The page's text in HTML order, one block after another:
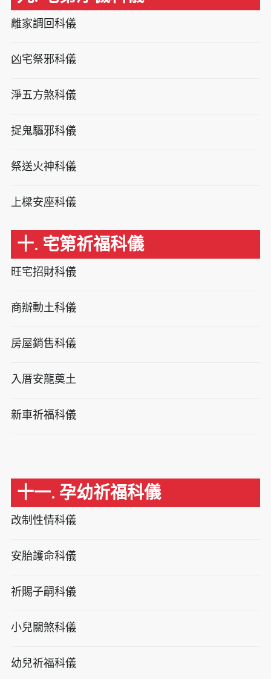
離家調回科儀
凶宅祭邪科儀
淨五方煞科儀
捉鬼驅邪科儀
祭送火神科儀
上樑安座科儀
十. 宅第祈福科儀
旺宅招財科儀
商辦動土科儀
房屋銷售科儀
入厝安龍奠土
新車祈福科儀
十一. 孕幼祈福科儀
改制性情科儀
安胎護命科儀
祈賜子嗣科儀
小兒關煞科儀
幼兒祈福科儀